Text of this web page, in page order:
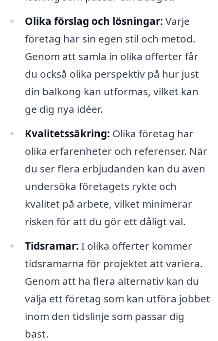
Olika förslag och lösningar: Varje
företag har sin egen stil och metod.
Genom att samla in olika offerter får
du också olika perspektiv på hur just
din balkong kan utformas, vilket kan
ge dig nya idéer.
Kvalitetssäkring: Olika företag har
olika erfarenheter och referenser. När
du ser flera erbjudanden kan du även
undersöka företagets rykte och
kvalitet på arbete, vilket minimerar
risken för att du gör ett dåligt val.
Tidsramar: I olika offerter kommer
tidsramarna för projektet att variera.
Genom att ha flera alternativ kan du
välja ett företag som kan utföra jobbet
inom den tidslinje som passar dig
bäst.